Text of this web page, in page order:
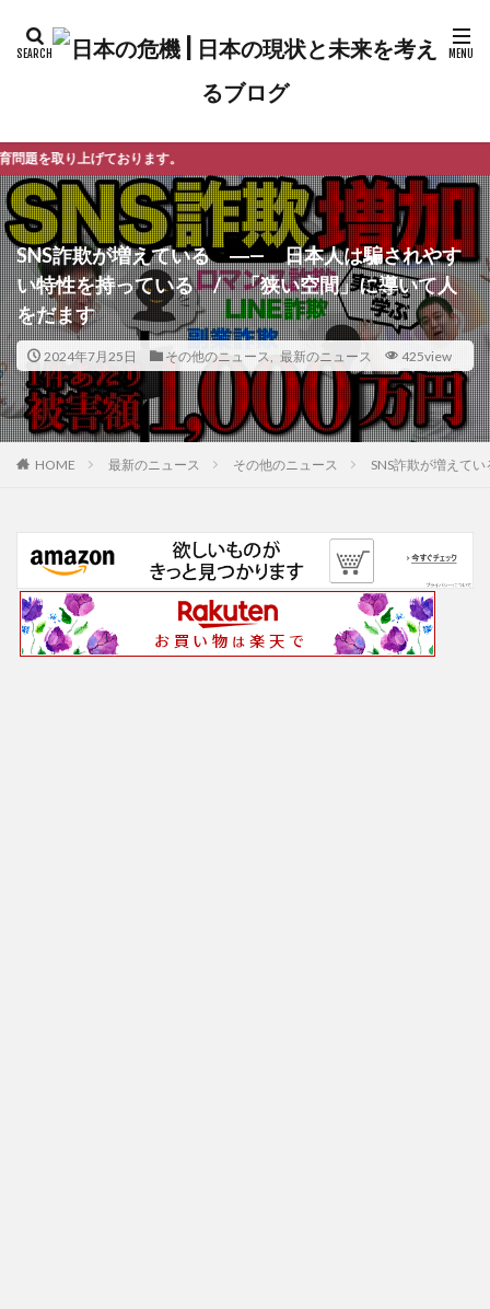
す。
SNS詐欺が増えている ―— 日本人は騙されやす
い特性を持っている / 「狭い空間」に導いて人
をだます
2024年7月25日 その他のニュース 最新のニュース 425view
HOME 最新のニュース その他のニュース SNS詐欺が増え